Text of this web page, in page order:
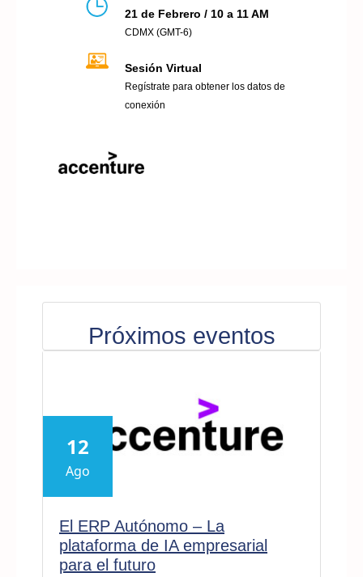
21 de Febrero / 10 a 11 AM
CDMX (GMT-6)
Sesión Virtual
Regístrate para obtener los datos de
conexión
Próximos eventos
12
Ago
El ERP Autónomo – La
plataforma de IA empresarial
para el futuro